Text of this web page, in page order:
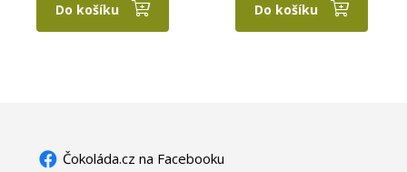
Do košíku Do košíku
Čokoláda.cz na Facebooku